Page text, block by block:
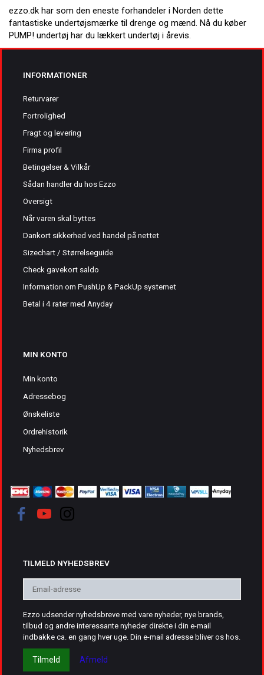
ezzo.dk har som den eneste forhandeler i Norden dette
fantastiske undertøjsmærke til drenge og mænd. Nå du køber
PUMP! undertøj har du lækkert undertøj i årevis.
INFORMATIONER
Returvarer
Fortrolighed
Fragt og levering
Firma profil
Betingelser & Vilkår
Sådan handler du hos Ezzo
Oversigt
Når varen skal byttes
Dankort sikkerhed ved handel på nettet
Sizechart / Størrelseguide
Check gavekort saldo
Information om PushUp & PackUp systemet
Betal i 4 rater med Anyday
MIN KONTO
Min konto
Adressebog
Ønskeliste
Ordrehistorik
Nyhedsbrev
TILMELD NYHEDSBREV
Email-
adresse
Ezzo udsender nyhedsbreve med vare nyheder, nye brands,
tilbud og andre interessante nyheder direkte i din e-mail
indbakke ca. en gang hver uge. Din e-mail adresse bliver os hos.
Tilmeld Afmeld